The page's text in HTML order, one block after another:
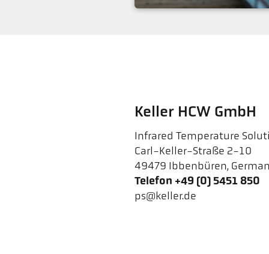
Keller HCW GmbH
Infrared Temperature
Carl-Keller-Straße 2-10
49479 Ibbenbüren,
Telefon +49 (0) 5451 850
ps@keller.de